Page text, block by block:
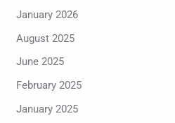
January 2026
August 2025
June 2025
February 2025
January 2025